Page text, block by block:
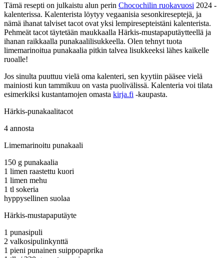
Tämä resepti on julkaistu alun perin Chocochilin ruokavuosi 2024 -
kalenterissa. Kalenterista löytyy vegaanisia sesonkireseptejä, ja
nämä ihanat talviset tacot ovat yksi lempiresepteistäni kalenterista.
Pehmeät tacot täytetään maukkaalla Härkis-mustapaputäytteellä ja
ihanan raikkaalla punakaalilisukkeella. Olen tehnyt tuota
limemarinoitua punakaalia pitkin talvea lisukkeeksi lähes kaikelle
ruoalle!
Jos sinulta puuttuu vielä oma kalenteri, sen kyytiin pääsee vielä
mainiosti kun tammikuu on vasta puolivälissä. Kalenteria voi tilata
esimerkiksi kustantamojen omasta kirja.fi -kaupasta.
Härkis-punakaalitacot
4 annosta
Limemarinoitu punakaali
150 g punakaalia
1 limen raastettu kuori
1 limen mehu
1 tl sokeria
hyppysellinen suolaa
Härkis-mustapaputäyte
1 punasipuli
2 valkosipulinkynttä
1 pieni punainen suippopaprika